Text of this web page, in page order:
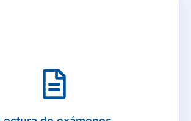
Lectura de exámenes
de uno de nuestros profesionales médicos,
consulta o tele consulta se realizará lectura